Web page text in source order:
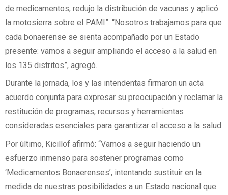
de medicamentos, redujo la distribución de vacunas y aplicó
la motosierra sobre el PAMI”. “Nosotros trabajamos para que
cada bonaerense se sienta acompañado por un Estado
presente: vamos a seguir ampliando el acceso a la salud en
los 135 distritos”, agregó.
Durante la jornada, los y las intendentas firmaron un acta
acuerdo conjunta para expresar su preocupación y reclamar la
restitución de programas, recursos y herramientas
consideradas esenciales para garantizar el acceso a la salud.
Por último, Kicillof afirmó: “Vamos a seguir haciendo un
esfuerzo inmenso para sostener programas como
‘Medicamentos Bonaerenses’, intentando sustituir en la
medida de nuestras posibilidades a un Estado nacional que